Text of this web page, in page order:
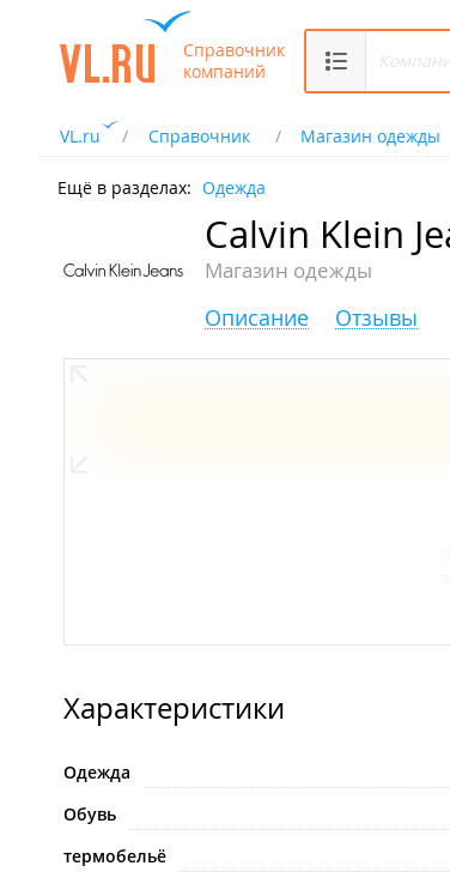
Справочник
компаний
VL.ru Справочник Магазин одежды
Ещё в разделах: Одежда
Calvin Klein
Магазин одежды
Описание Отзывы
Характеристики
Одежда
Обувь
термобельё